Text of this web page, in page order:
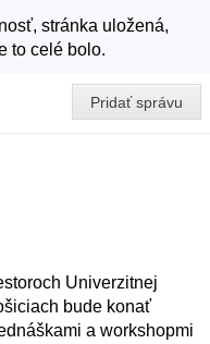
stránka uložená,
to celé bolo.
Pridať správu
Univerzitnej
bude konať
a workshopmi